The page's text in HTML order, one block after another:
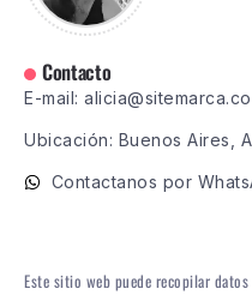
Contacto
E-mail:
Ubicación: Buenos Aires,
Contactanos por
Este sitio web puede recopilar